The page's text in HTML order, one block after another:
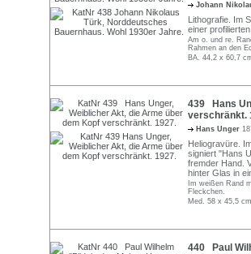
Johann
Lithografie. Im
einer
Am o. und re.
Rahmen an den
BA. 44,2 x 60,7
439 Hans
verschränkt.
Hans Unger
Heliogravüre.
signiert "Hans
fremder Hand.
hinter Glas in
Im weißen Rand
Fleckchen.
Med. 58 x 45,5
440 Paul